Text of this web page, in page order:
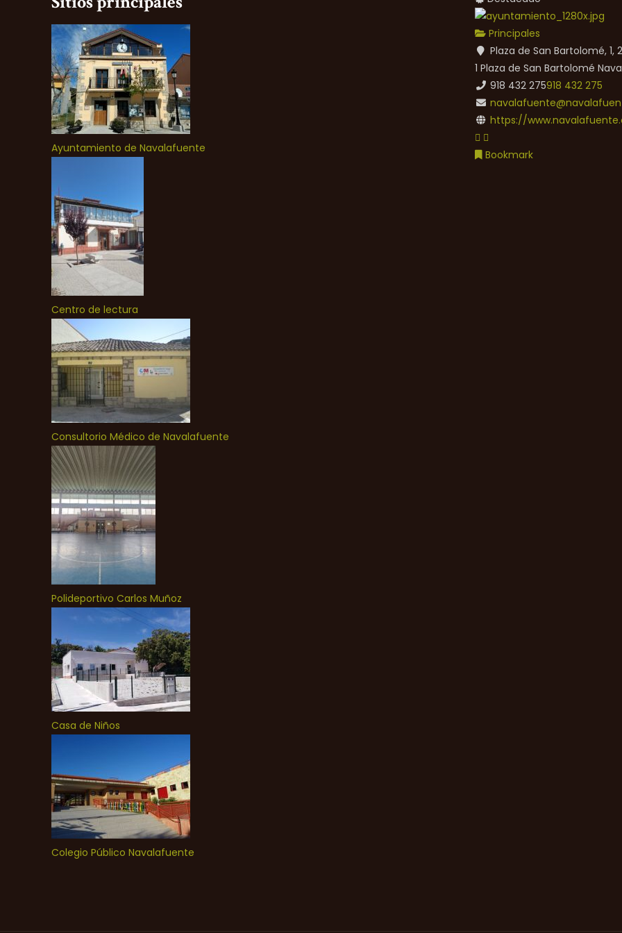
Ayuntamiento de Navalafuente
Centro de lectura
Consultorio Médico de Navalafuente
Polideportivo Carlos Muñoz
Casa de Niños
Colegio Público Navalafuente
Principales
Plaza de San Bartolomé,
1 Plaza de San Bartolomé
918 432 275918 432 275
https://
Bookmark